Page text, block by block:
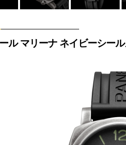
ル マリーナ ネイビーシール